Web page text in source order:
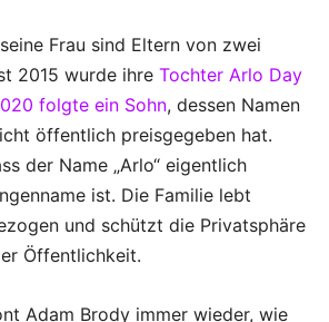
Frau sind Eltern von zwei
2015 wurde ihre Tochter Arlo Day
folgte ein Sohn, dessen Namen
öffentlich preisgegeben hat.
der Name „Arlo“ eigentlich
ist. Die Familie lebt
und schützt die Privatsphäre
Öffentlichkeit.
Adam Brody immer wieder, wie